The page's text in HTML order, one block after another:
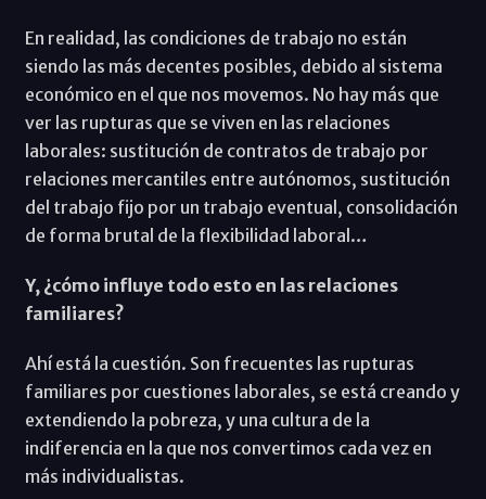
En realidad, las condiciones de trabajo no están
siendo las más decentes posibles, debido al sistema
económico en el que nos movemos. No hay más que
ver las rupturas que se viven en las relaciones
laborales: sustitución de contratos de trabajo por
relaciones mercantiles entre autónomos, sustitución
del trabajo fijo por un trabajo eventual, consolidación
de forma brutal de la flexibilidad laboral…
Y, ¿cómo influye todo esto en las relaciones
familiares?
Ahí está la cuestión. Son frecuentes las rupturas
familiares por cuestiones laborales, se está creando y
extendiendo la pobreza, y una cultura de la
indiferencia en la que nos convertimos cada vez en
más individualistas.